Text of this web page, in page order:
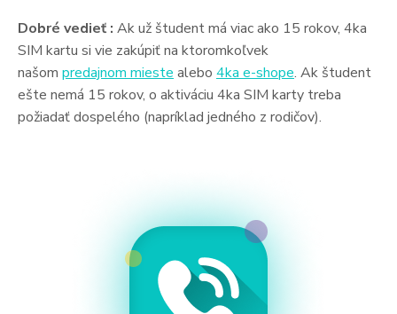
Dobré vedieť : Ak už študent má viac ako 15 rokov, 4ka
SIM kartu si vie zakúpiť na ktoromkoľvek
našom predajnom mieste alebo 4ka e-shope. Ak študent
ešte nemá 15 rokov, o aktiváciu 4ka SIM karty treba
požiadať dospelého (napríklad jedného z rodičov).